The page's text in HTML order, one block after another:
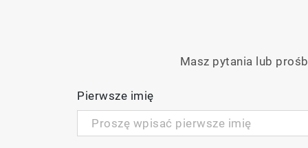
Masz pytania lub
Pierwsze imię